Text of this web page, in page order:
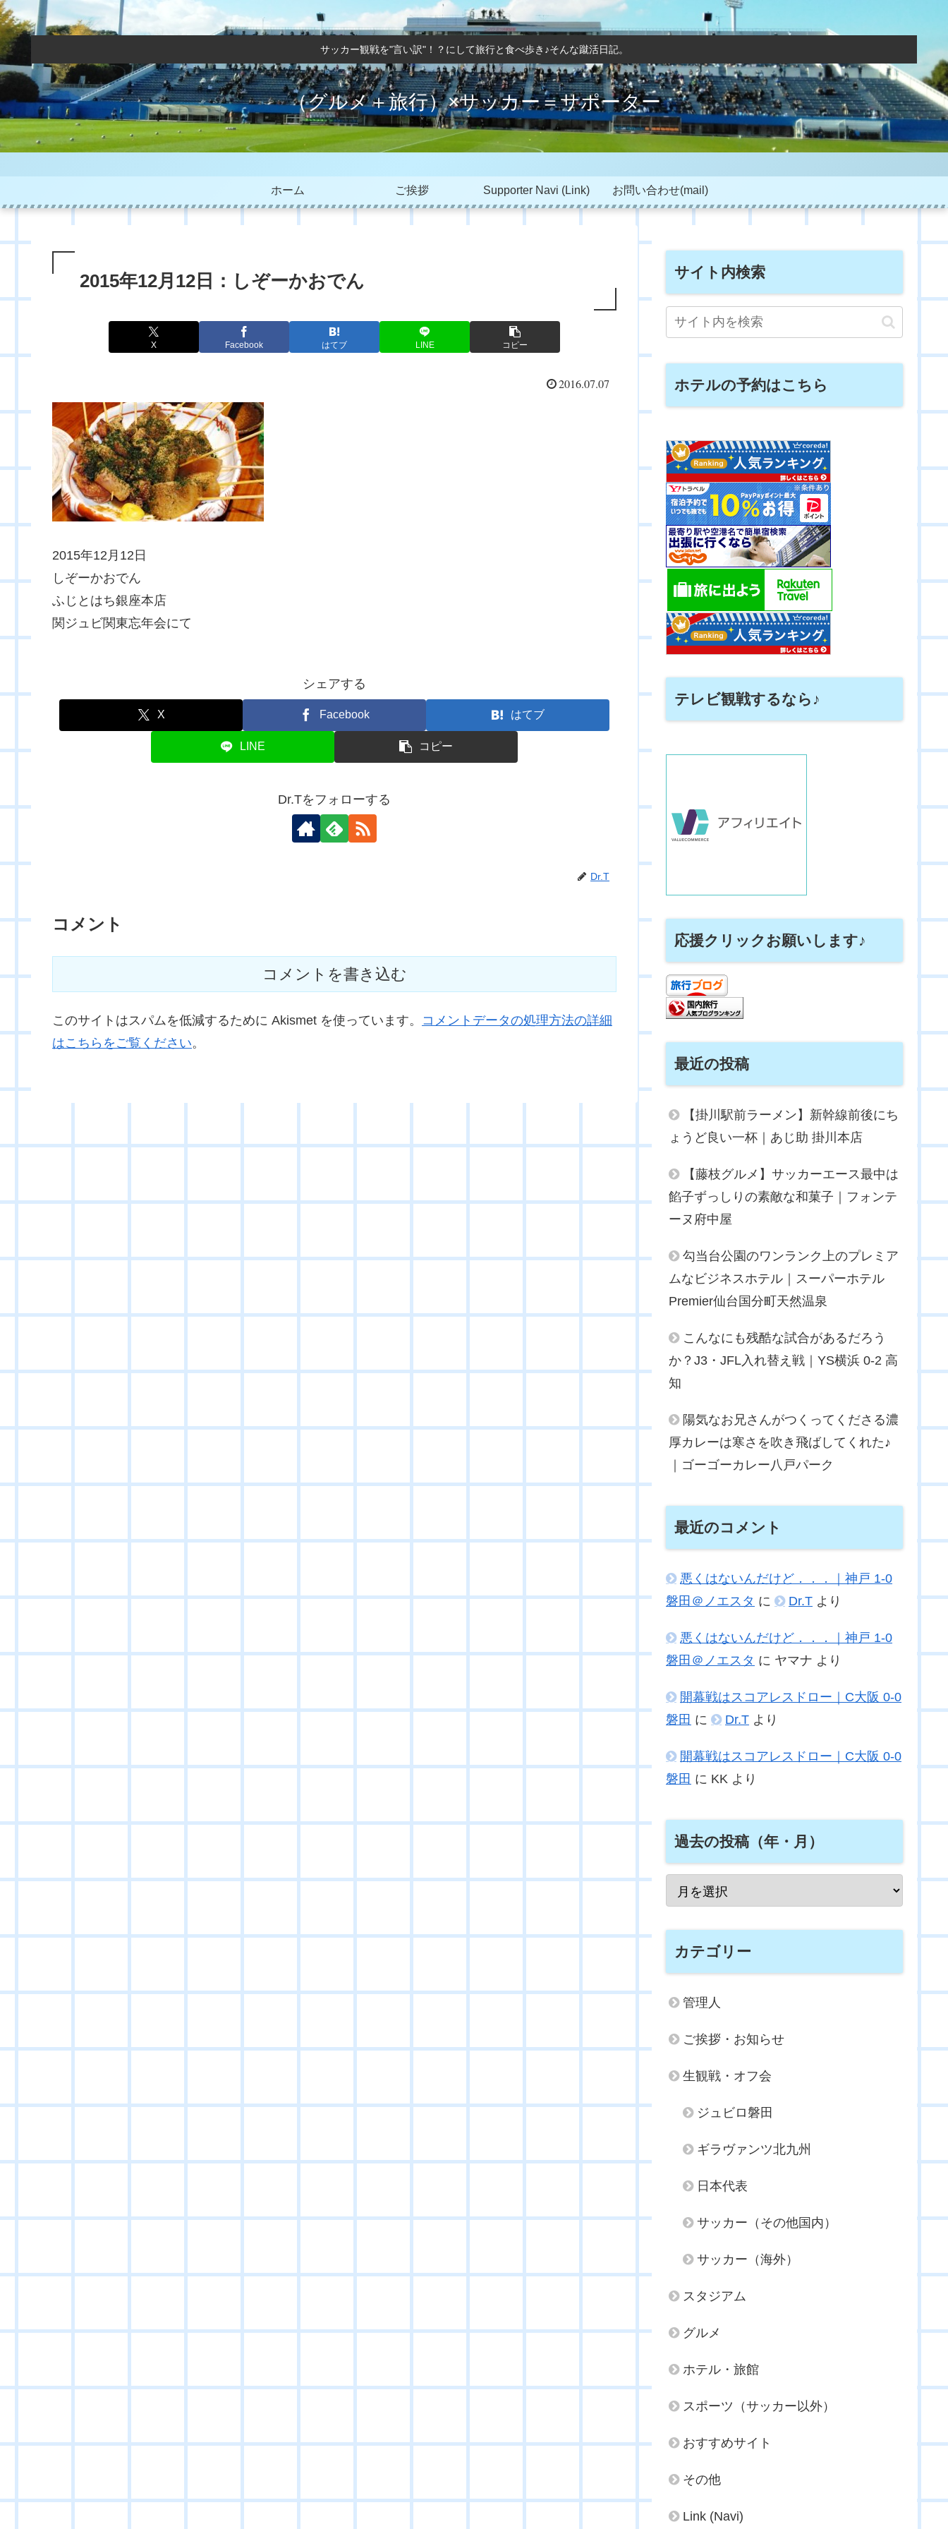
サッカー観戦を"言い訳"！？にして旅行と食べ歩き♪そんな蹴活日記。
（グルメ＋旅行）×サッカー＝サポーター
ホーム ご挨拶 Supporter Navi (Link) お問い合わせ(mail)
2015年12月12日：しぞーかおでん
X Facebook はてブ LINE コピー
2016.07.07
2015年12月12日
しぞーかおでん
ふじとはち銀座本店
関ジュビ関東忘年会にて
シェアする
X Facebook はてブ
LINE コピー
Dr.Tをフォローする
Dr.T
コメント
コメントを書き込む
このサイトはスパムを低減するために Akismet を使っています。 コメントデータの処理方法の詳細
はこちらをご覧ください。
サイト内検索
ホテルの予約はこちら
テレビ観戦するなら♪
応援クリックお願いします♪
最近の投稿
【掛川駅前ラーメン】新幹線前後にち
ょうど良い一杯｜あじ助 掛川本店
【藤枝グルメ】サッカーエース最中は
餡子ずっしりの素敵な和菓子｜フォンテ
ーヌ府中屋
勾当台公園のワンランク上のプレミア
ムなビジネスホテル｜スーパーホテル
Premier仙台国分町天然温泉
こんなにも残酷な試合があるだろう
か？J3・JFL入れ替え戦｜YS横浜 0-2 高
知
陽気なお兄さんがつくってくださる濃
厚カレーは寒さを吹き飛ばしてくれた♪
｜ゴーゴーカレー八戸パーク
最近のコメント
悪くはないんだけど．．．｜神戸 1-0
磐田＠ノエスタ に Dr.T より
悪くはないんだけど．．．｜神戸 1-0
磐田＠ノエスタ に ヤマナ より
開幕戦はスコアレスドロー｜C大阪 0-0
磐田 に Dr.T より
開幕戦はスコアレスドロー｜C大阪 0-0
磐田 に KK より
過去の投稿（年・月）
カテゴリー
管理人
ご挨拶・お知らせ
生観戦・オフ会
ジュビロ磐田
ギラヴァンツ北九州
日本代表
サッカー（その他国内）
サッカー（海外）
スタジアム
グルメ
ホテル・旅館
スポーツ（サッカー以外）
おすすめサイト
その他
Link (Navi)